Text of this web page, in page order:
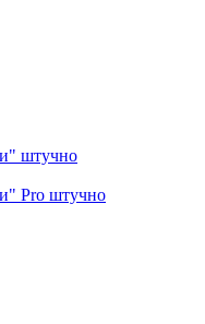
штучно
Pro штучно